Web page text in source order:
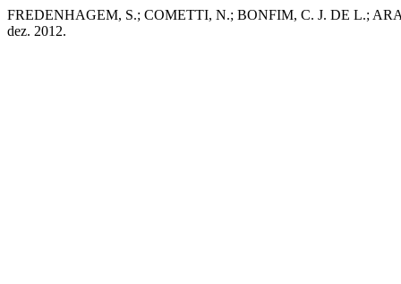
FREDENHAGEM, S.; COMETTI, N.; BONFIM, C. J. DE L.;
dez. 2012.